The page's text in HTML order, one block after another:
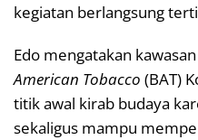
kegiatan berlangsung
Edo mengatakan
American Tobacco (BAT)
titik awal kirab budaya
sekaligus mampu